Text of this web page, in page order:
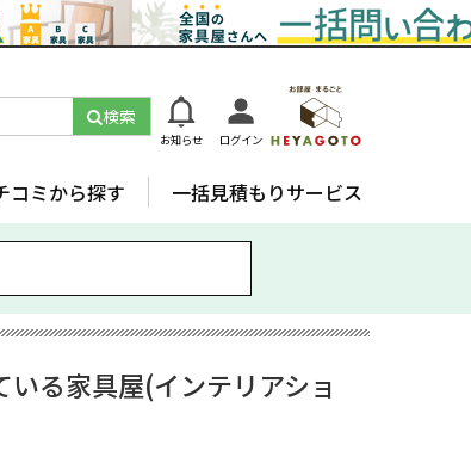
検索
お知らせ ログイン
コミから探す 一括見積もりサービス
る家具屋(インテリアショ